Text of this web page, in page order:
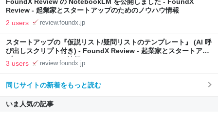
FoundX Review の NotebookLM を公開しました - FoundX
Review - 起業家とスタートアップのためのノウハウ情報
2 users review.foundx.jp
スタートアップの『仮説リスト/疑問リストのテンプレート』 (AI 呼
び出しスクリプト付き) - FoundX Review - 起業家とスタートアッ
プのためのノウハウ情報
3 users review.foundx.jp
同じサイトの新着をもっと読む
いま人気の記事